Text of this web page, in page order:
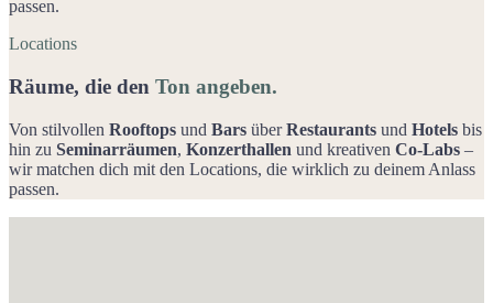
passen.
Locations
Räume, die den Ton angeben.
Von stilvollen Rooftops und Bars über Restaurants und Hotels bis
hin zu Seminarräumen, Konzerthallen und kreativen Co-Labs –
wir matchen dich mit den Locations, die wirklich zu deinem Anlass
passen.